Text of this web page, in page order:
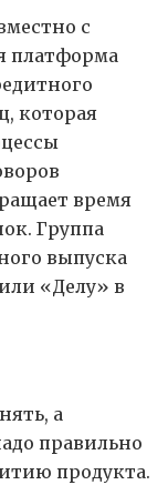
с
платформа
которая
время
Группа
выпуска
«Делу» в
а
правильно
продукта.